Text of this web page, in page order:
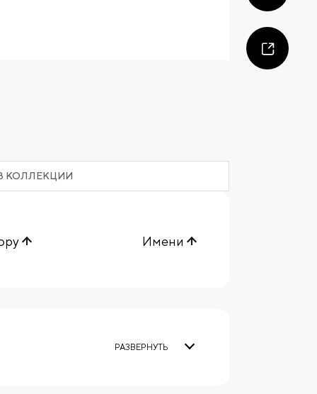
КОЛЛЕКЦИИ
РАЗВЕРНУТЬ
Имени